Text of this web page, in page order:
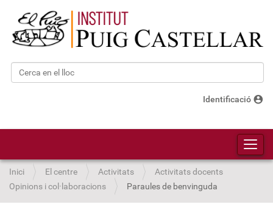
Cerca
Identificació account_circle
Inici El centre Activitats
Activitats docents
Opinions i col·laboracions
Paraules de benvinguda